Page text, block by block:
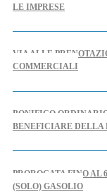
LE IMPRESE
VIA ALLE
COMMERCIALI
BONIFICO
BENEFICIARE DELLA
PROROGATA FINO AL
(SOLO) GASOLIO